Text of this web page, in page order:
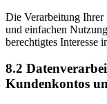
Die Verarbeitung Ihrer
und einfachen
berechtigtes
8.2
Kundenkontos